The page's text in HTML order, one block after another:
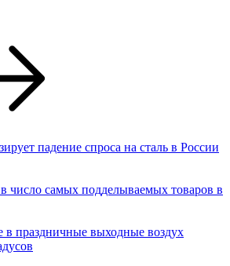
падение спроса на сталь в России
число самых подделываемых товаров в
праздничные выходные воздух